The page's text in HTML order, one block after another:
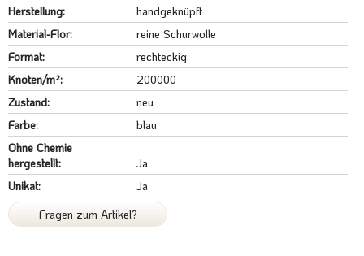
Herstellung:
handgeknüpft
Material-Flor:
reine Schurwolle
Format:
rechteckig
Knoten/m²:
200000
Zustand:
neu
Farbe:
blau
Ohne Chemie
hergestellt:
Ja
Unikat:
Ja
Fragen zum Artikel?